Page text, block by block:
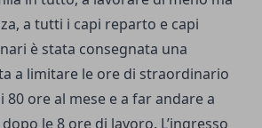
a tutti i capi reparto e capi
è stata consegnata una
a limitare le ore di straordinario
80 ore al mese e a far andare a
le 8 ore di lavoro. L’ingresso